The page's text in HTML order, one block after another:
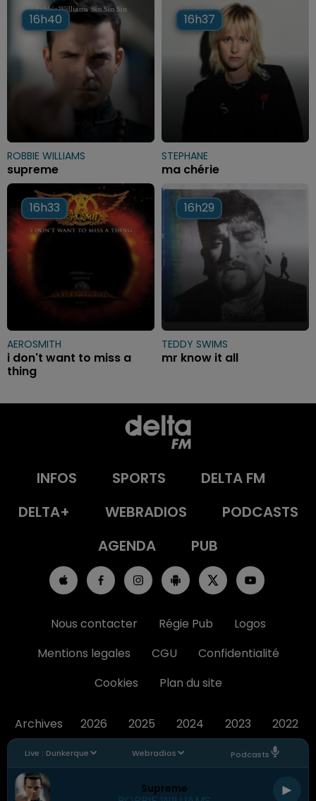
Live : Dunkerque Webradios Podcasts
Supreme
16h40
16h40
ROBBIE WILLIAMS
supreme
16h37
16h37
STEPHANE
ma chérie
16h33
16h33
AEROSMITH
i don't want to miss a
thing
16h29
16h29
TEDDY SWIMS
mr know it all
INFOS SPORTS
DELTA FM
DELTA+
WEBRADIOS
PODCASTS
AGENDA
PUB
Nous contacter Régie Pub
Logos
Mentions legales
CGU
Confidentialité
Cookies
Plan du site
Archives 2026 2025 2024 2023 2022